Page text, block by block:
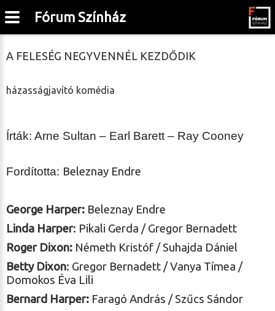
A FELESÉG NEGYVENNÉL KEZDŐDIK
házasságjavító komédia
Írták: Arne Sultan – Earl Barett – Ray Cooney
Fordította: Beleznay Endre
George Harper: Beleznay Endre
Linda Harper: Pikali Gerda / Gregor Bernadett
Roger Dixon: Németh Kristóf / Suhajda Dániel
Betty Dixon: Gregor Bernadett / Vanya Tímea /
Domokos Éva Lili
Bernard Harper: Faragó András / Szűcs Sándor
Fórum Színház